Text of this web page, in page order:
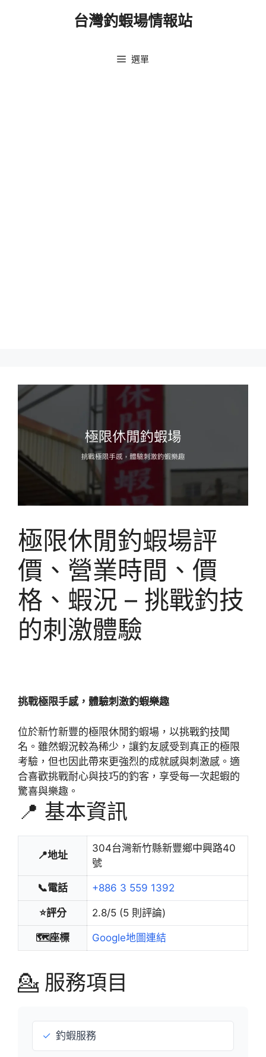
台灣釣蝦場情報站
選單
極限休閒釣蝦場評
價、營業時間、價
格、蝦況 – 挑戰釣技
的刺激體驗
挑戰極限手感，體驗刺激釣蝦樂趣
位於新竹新豐的極限休閒釣蝦場，以挑戰釣技聞
名。雖然蝦況較為稀少，讓釣友感受到真正的極限
考驗，但也因此帶來更強烈的成就感與刺激感。適
合喜歡挑戰耐心與技巧的釣客，享受每一次起蝦的
驚喜與樂趣。
📍 基本資訊
📍地址
304台灣新竹縣新豐鄉中興路40
號
📞電話 +886 3 559 1392
⭐評分 2.8/5 (5 則評論)
🗺️座標 Google地圖連結
💁 服務項目
✓ 釣蝦服務